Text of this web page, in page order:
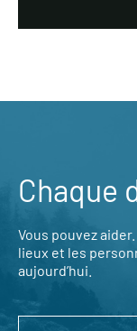
Chaque
Vous pouvez
lieux et les
aujourd’hui.